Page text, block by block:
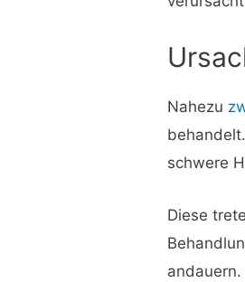
Nahezu
schwere
Diese
andauern.